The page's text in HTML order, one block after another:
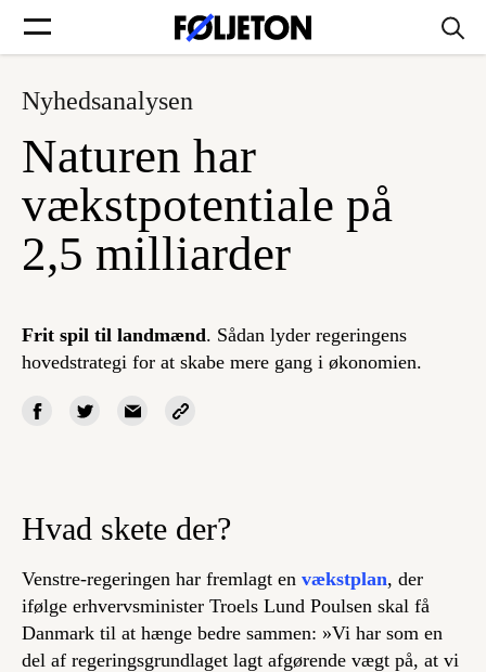
Forsider
Føljetoner
Min side
Nyhedsanalysen
Naturen har
vækstpotentiale på
2,5 milliarder
Frit spil til landmænd. Sådan lyder regeringens
hovedstrategi for at skabe mere gang i økonomien.
Hvad skete der?
Venstre-regeringen har fremlagt en vækstplan, der
ifølge erhvervsminister Troels Lund Poulsen skal få
Danmark til at hænge bedre sammen: »Vi har som en
del af regeringsgrundlaget lagt afgørende vægt på, at vi